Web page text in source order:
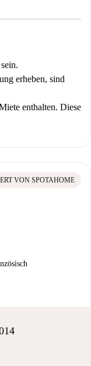
erheben, sind
enthalten. Diese
VON SPOTAHOME